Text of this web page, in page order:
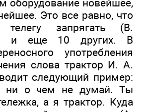
оборудование новейшее,
Это все равно, что
запрягать (В.
и еще 10 других. В
употребления
слова трактор И. А.
следующий пример:
ни о чем не думай. Ты
а я трактор. Куда